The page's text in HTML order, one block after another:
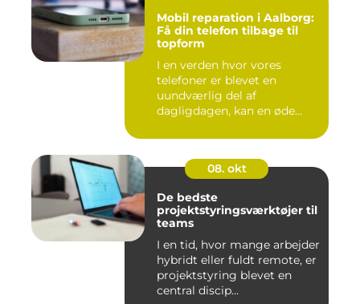
Mobil reparation i Aalborg:
Få din telefon tilbage til
topform
I en verden hvor vores
telefoner er blevet en
uundværlig del af
dagligdagen, kan en øde...
08. okt
De bedste
projektstyringsværktøjer til
teams
I en tid, hvor mange arbejder
hybridt eller fuldt remote, er
projektstyring blevet en
central discip...